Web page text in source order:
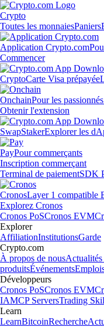
Crypto
Toutes les monnaiesPaniers
Application Crypto.com
Commencer
CryptoCarte Visa prépayée
OnchainPour les
Obtenir l'extension
SwapStakerExplorer les
PayPour commerçants
Inscription commerçant
Terminal de paiementSDK
CronosLayer 1 compatible
Explorez Cronos
Cronos PoSCronos EVM
Explorer
AffiliationInstitutionsGarde
Crypto.com
À propos de nousActualités
produitsÉvénements
Développeurs
Cronos PoSCronos EVM
IAMCP ServersTrading
Learn
LearnBitcoinRecherche